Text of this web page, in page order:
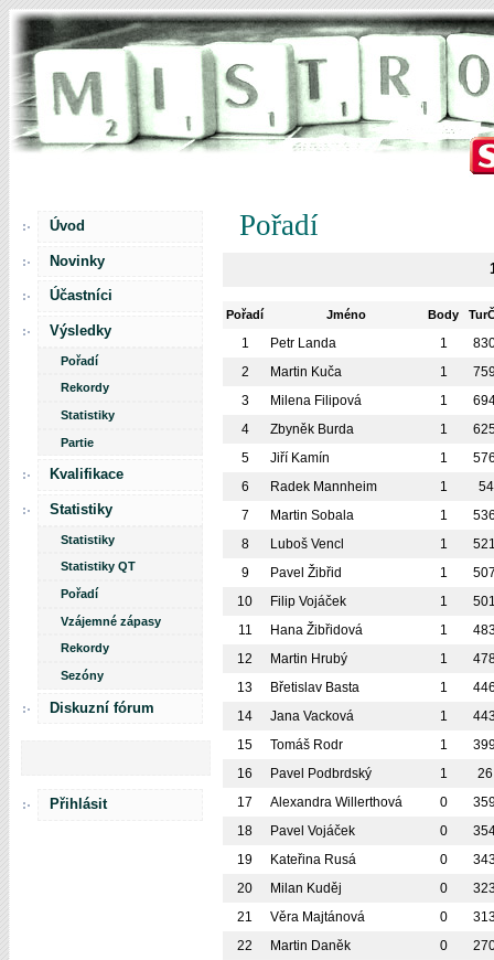
Úvod
Novinky
Účastníci
Výsledky
Pořadí
Rekordy
Statistiky
Partie
Kvalifikace
Statistiky
Statistiky
Statistiky QT
Pořadí
Vzájemné zápasy
Rekordy
Sezóny
Diskuzní fórum
Přihlásit
Pořadí
Pořadí Jméno Body
1 Petr Landa 1
2
Martin Kuča 1
3
Milena Filipová 1
4
Zbyněk Burda 1
5
Jiří Kamín 1
6
Radek Mannheim 1
7
Martin Sobala 1
8
Luboš Vencl 1
9
Pavel Žibřid 1
10
Filip Vojáček 1
11
Hana Žibřidová 1
12
Martin Hrubý 1
13
Břetislav Basta 1
14
Jana Vacková 1
15
Tomáš Rodr 1
16
Pavel Podbrdský 1
17
Alexandra Willerthová 0
18
Pavel Vojáček 0
19
Kateřina Rusá 0
20
Milan Kuděj 0
21
Věra Majtánová 0
22
Martin Daněk 0